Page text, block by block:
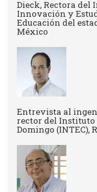
Dieck, Rectora del
Innovación y
Educación del
México
Entrevista al
rector del Instituto
Domingo (INTEC),